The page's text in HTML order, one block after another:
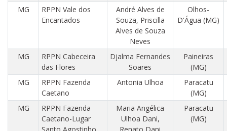
MG
RPPN Vale dos
Encantados
André Alves de
Souza, Priscilla
Alves de Souza
Neves
Olhos-
D'Água (MG)
MG
RPPN Cabeceira
das Flores
Djalma Fernandes
Soares
Paineiras
(MG)
MG
RPPN Fazenda
Caetano
Antonia Ulhoa
Paracatu
(MG)
MG
RPPN Fazenda
Caetano-Lugar
Maria Angélica
Ulhoa Dani,
Paracatu
(MG)